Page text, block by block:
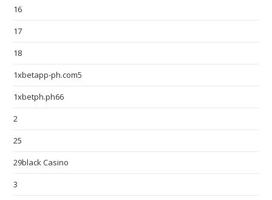
16
17
18
1xbetapp-ph.com5
1xbetph.ph66
2
25
29black Casino
3